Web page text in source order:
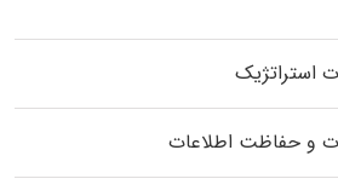
استراتژیک
و حفاظت اطلاعات